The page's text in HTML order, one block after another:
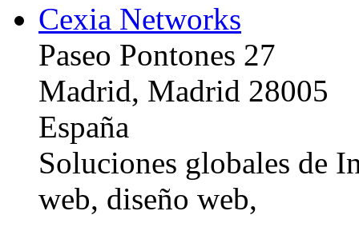
Cexia Networks
Paseo Pontones 27
Madrid, Madrid 28005
España
Soluciones globales de
web, diseño web,